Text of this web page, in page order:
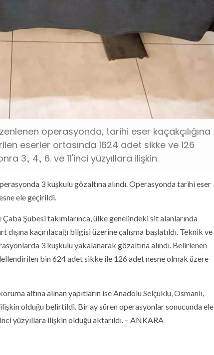
operasyonda, tarihi eser kaçakçılığına
eserler ortasında 1624 adet sikke ve 126
3., 4., 6. ve 11'inci yüzyıllara ilişkin.
3 kuşkulu gözaltına alındı. Operasyonda tarihi eser
ele geçirildi.
Şubesi takımlarınca, ülke genelindeki sit alanlarında
kaçırılacağı bilgisi üzerine çalışma başlatıldı. Teknik ve
3 kuşkulu yakalanarak gözaltına alındı. Belirlenen
bin 624 adet sikke ile 126 adet nesne olmak üzere
altına alınan yapıtların ise Anadolu Selçuklu, Osmanlı,
olduğu belirtildi. Bir ay süren operasyonlar sonucunda ele
yüzyıllara ilişkin olduğu aktarıldı. – ANKARA